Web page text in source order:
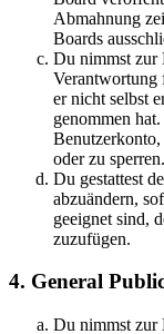
Abmahnung
Boards
Du nimmst zur
Verantwortung
er nicht selbst
genommen
oder zu sperren.
Du gestattest
abzuändern,
geeignet sind,
zuzufügen.
4. General
Du nimmst zur